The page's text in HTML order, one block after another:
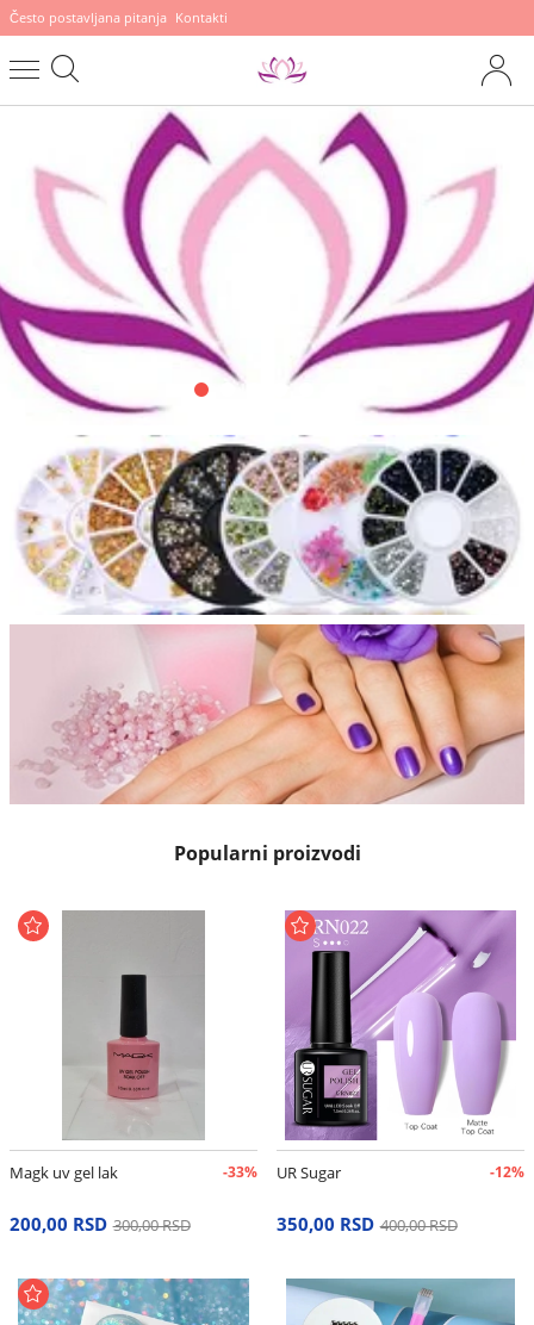
Često postavljana pitanja Kontakti
Popularni proizvodi
Magk uv gel lak -33%
200,00 RSD 300,00 RSD
UR Sugar -12%
350,00 RSD 400,00 RSD